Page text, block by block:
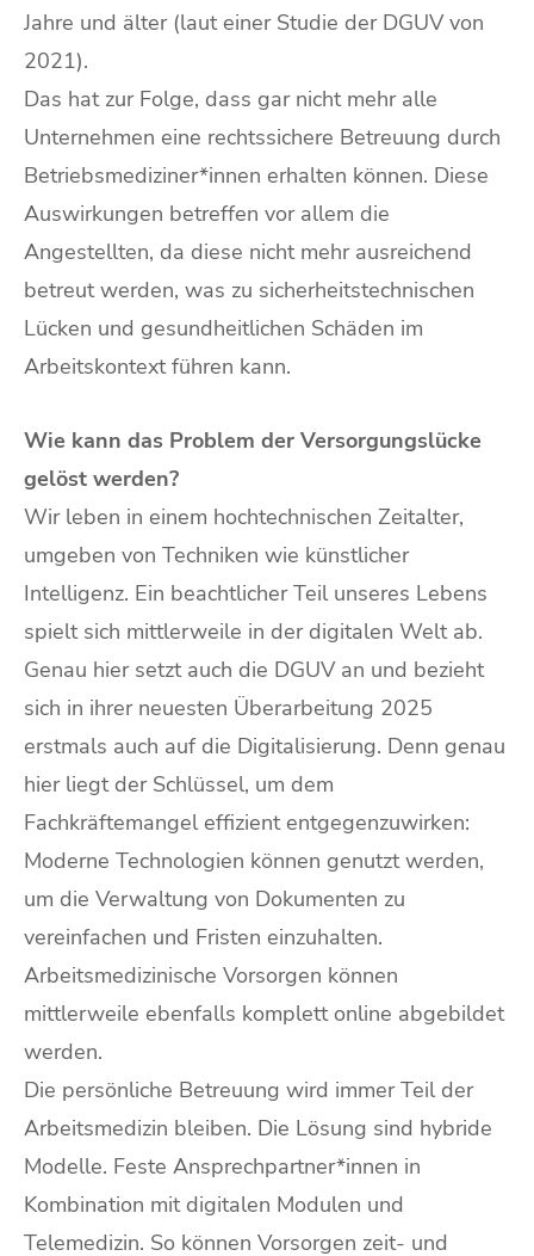
Jahre und älter (laut einer Studie der DGUV von
2021).
Das hat zur Folge, dass gar nicht mehr alle
Unternehmen eine rechtssichere Betreuung durch
Betriebsmediziner*innen erhalten können. Diese
Auswirkungen betreffen vor allem die
Angestellten, da diese nicht mehr ausreichend
betreut werden, was zu sicherheitstechnischen
Lücken und gesundheitlichen Schäden im
Arbeitskontext führen kann.
Wie kann das Problem der Versorgungslücke
gelöst werden?
Wir leben in einem hochtechnischen Zeitalter,
umgeben von Techniken wie künstlicher
Intelligenz. Ein beachtlicher Teil unseres Lebens
spielt sich mittlerweile in der digitalen Welt ab.
Genau hier setzt auch die DGUV an und bezieht
sich in ihrer neuesten Überarbeitung 2025
erstmals auch auf die Digitalisierung. Denn genau
hier liegt der Schlüssel, um dem
Fachkräftemangel effizient entgegenzuwirken:
Moderne Technologien können genutzt werden,
um die Verwaltung von Dokumenten zu
vereinfachen und Fristen einzuhalten.
Arbeitsmedizinische Vorsorgen können
mittlerweile ebenfalls komplett online abgebildet
werden.
Die persönliche Betreuung wird immer Teil der
Arbeitsmedizin bleiben. Die Lösung sind hybride
Modelle. Feste Ansprechpartner*innen in
Kombination mit digitalen Modulen und
Telemedizin. So können Vorsorgen zeit- und